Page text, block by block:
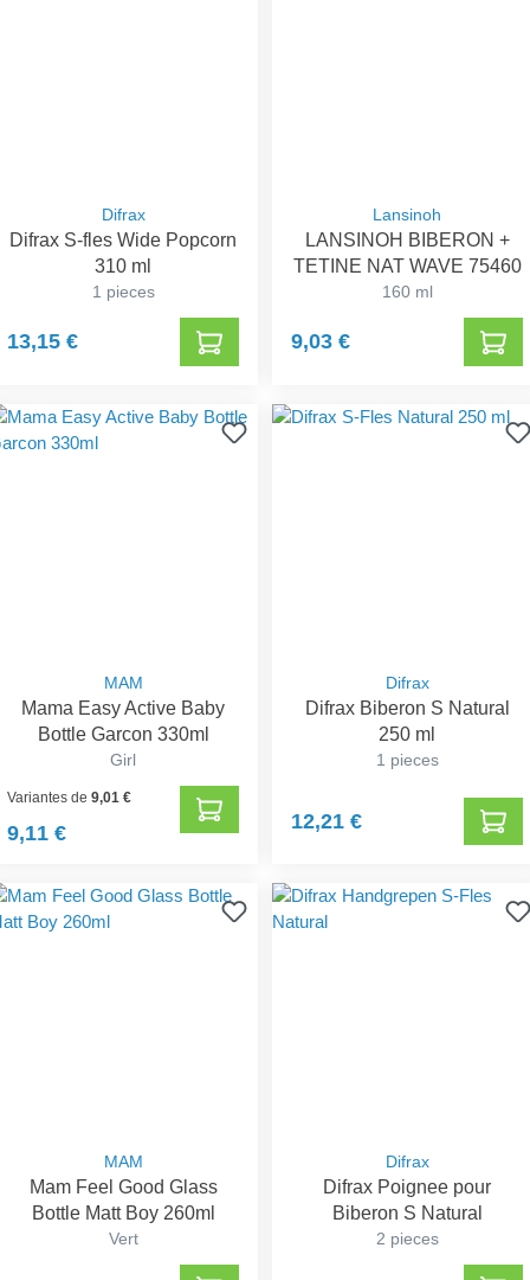
Difrax
Difrax S-fles Wide Popcorn
310 ml
1 pieces
13,15 €
Lansinoh
LANSINOH BIBERON +
TETINE NAT WAVE 75460
160 ml
9,03 €
MAM
Mama Easy Active Baby
Bottle Garcon 330ml
Girl
Variantes de9,01 €
9,11 €
Difrax
Difrax Biberon S Natural
250 ml
1 pieces
12,21 €
MAM
Mam Feel Good Glass
Bottle Matt Boy 260ml
Vert
Difrax
Difrax Poignee pour
Biberon S Natural
2 pieces